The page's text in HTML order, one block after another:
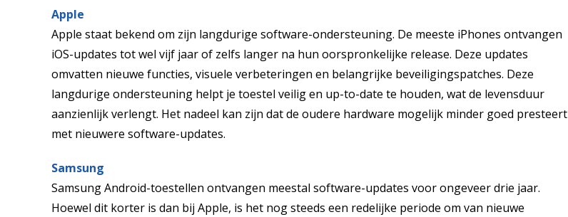
Apple
Apple staat bekend om zijn langdurige software-ondersteuning. De meeste iPhones ontvangen
iOS-updates tot wel vijf jaar of zelfs langer na hun oorspronkelijke release. Deze updates
omvatten nieuwe functies, visuele verbeteringen en belangrijke beveiligingspatches. Deze
langdurige ondersteuning helpt je toestel veilig en up-to-date te houden, wat de levensduur
aanzienlijk verlengt. Het nadeel kan zijn dat de oudere hardware mogelijk minder goed presteert
met nieuwere software-updates.
Samsung
Samsung Android-toestellen ontvangen meestal software-updates voor ongeveer drie jaar.
Hoewel dit korter is dan bij Apple, is het nog steeds een redelijke periode om van nieuwe